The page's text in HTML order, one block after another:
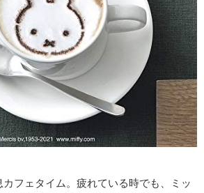
フェタイム。疲れている時でも、ミッ